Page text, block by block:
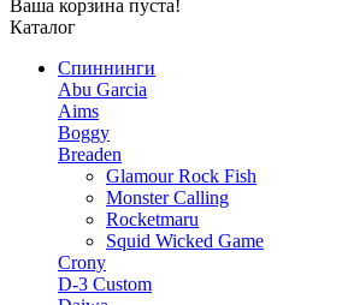
Ваша корзина пуста!
Каталог
Спиннинги
Abu Garcia
Aims
Boggy
Breaden
Glamour Rock Fish
Monster Calling
Rocketmaru
Squid Wicked Game
Crony
D-3 Custom